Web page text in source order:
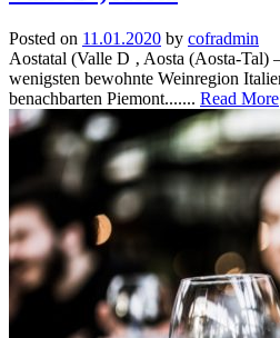
Posted on 11.01.2020 by cofradmin
Aostatal (Valle D ‚ Aosta (Aosta-Tal)
wenigsten bewohnte Weinregion
benachbarten Piemont....... Read More